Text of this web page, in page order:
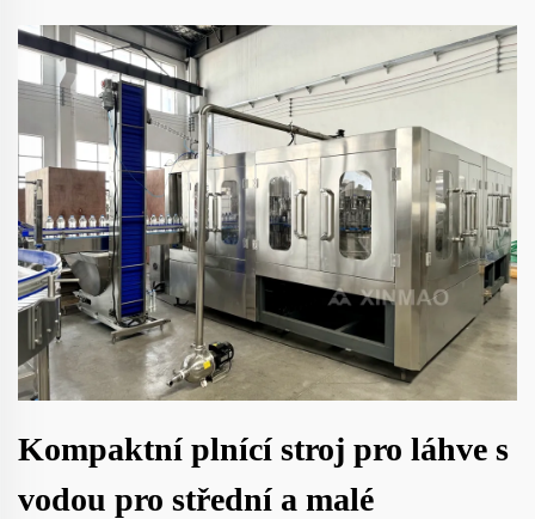
Kompaktní plnící stroj pro láhve s
vodou pro střední a malé